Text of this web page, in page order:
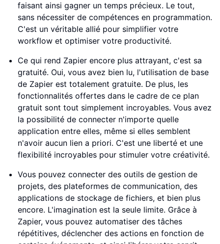
faisant ainsi gagner un temps précieux. Le tout,
sans nécessiter de compétences en programmation.
C'est un véritable allié pour simplifier votre
workflow et optimiser votre productivité.
Ce qui rend Zapier encore plus attrayant, c'est sa
gratuité. Oui, vous avez bien lu, l'utilisation de base
de Zapier est totalement gratuite. De plus, les
fonctionnalités offertes dans le cadre de ce plan
gratuit sont tout simplement incroyables. Vous avez
la possibilité de connecter n'importe quelle
application entre elles, même si elles semblent
n'avoir aucun lien a priori. C'est une liberté et une
flexibilité incroyables pour stimuler votre créativité.
Vous pouvez connecter des outils de gestion de
projets, des plateformes de communication, des
applications de stockage de fichiers, et bien plus
encore. L'imagination est la seule limite. Grâce à
Zapier, vous pouvez automatiser des tâches
répétitives, déclencher des actions en fonction de